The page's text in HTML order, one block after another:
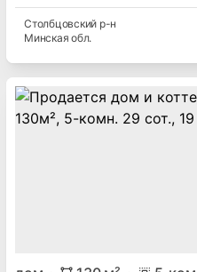
Столбцовский р-н
Минская обл.